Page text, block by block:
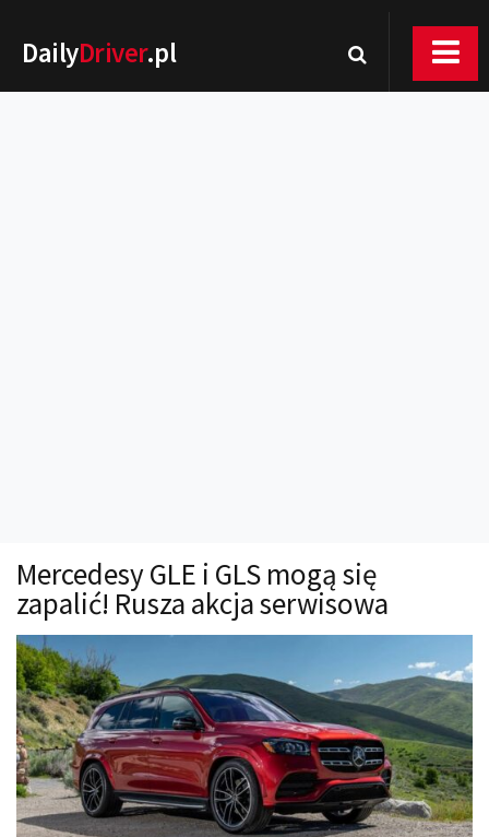
DailyDriver.pl
Technika jazdy
Oświetlenie
Kalkulatory
Przelicznik mocy
Auto z niemiec
Galerie
Mercedesy GLE i GLS mogą się
zapalić! Rusza akcja serwisowa